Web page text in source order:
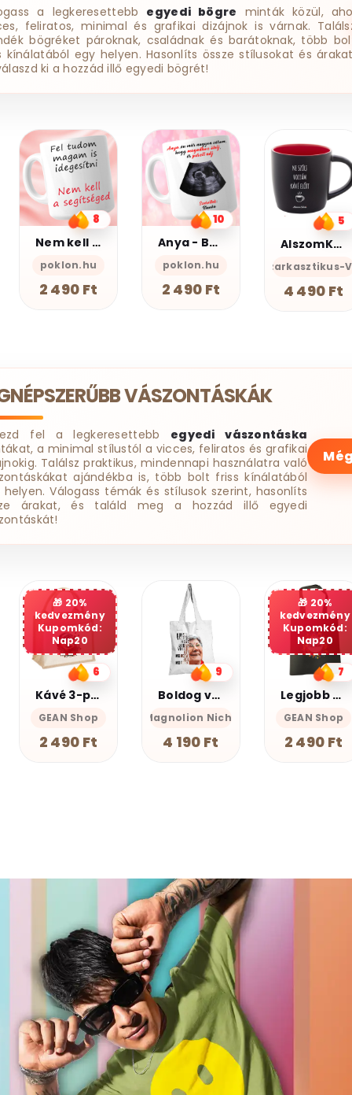
a legkeresettebb egyedi bögre minták közül,
feliratos, minimal és grafikai dizájnok is várnak.
bögréket pároknak, családnak és barátoknak, több
kínálatából egy helyen. Hasonlíts össze stílusokat és
ki a hozzád illő egyedi bögrét!
10
Anya - Bögre
poklon.hu
2 490 Ft
5
AlszomKöszi kerámia bögre - Black Edition
AlszomKöszi- Szarkasztikus-Vicces-Önazonos
4 490 Ft
4
Ne szólj - Bögre
poklon.hu
2 490 Ft
VÁSZONTÁSKÁK
fel a legkeresettebb egyedi vászontáska
a minimal stílustól a vicces, feliratos és grafikai
Találsz praktikus, mindennapi használatra való
ajándékba is, több bolt friss kínálatából
helyen. Válogass témák és stílusok szerint, hasonlíts
árakat, és találd meg a hozzád illő egyedi
9
Boldog vagyok
Magnolion Niche
4 190 Ft
20%
kedvezmény
Kupomkód:
Nap20
7
Legjobb barátnő
GEAN Shop
2 490 Ft
9
Munka
Magnolion
4 190 Ft